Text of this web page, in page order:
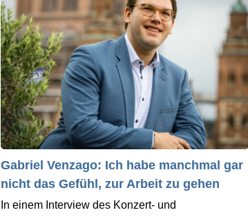
Gabriel Venzago: Ich habe manchmal gar
nicht das Gefühl, zur Arbeit zu gehen
In einem Interview des Konzert- und